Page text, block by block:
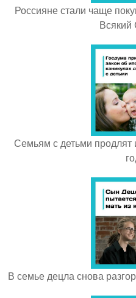
Россияне стали чаще
Всякий
Семьям с детьми продлят
В семье децла снова